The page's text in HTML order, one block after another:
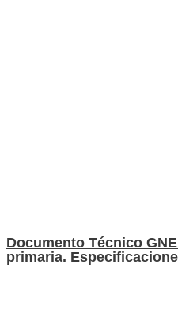
Documento Técnico
primaria.